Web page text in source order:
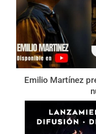
Emilio Martínez